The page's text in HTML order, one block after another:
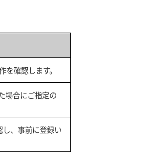
確認します。
場合にご指定の
、事前に登録い